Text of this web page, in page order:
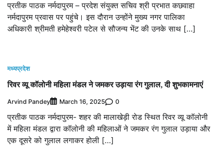
प्रतीक पाठक नर्मदापुरम – प्रदेश संयुक्त सचिव श्री प्रभात कछवाहा
नर्मदापुरम प्रवास पर पहुंचे। इस दौरान उन्होंने मुख्य नगर पालिका
अधिकारी श्रीमती हमेहेश्वरी पटेल से सौजन्य भेंट की उनके साथ […]
मध्यप्रदेश
रिवर व्यू कॉलोनी महिला मंडल ने जमकर उड़ाया रंग गुलाल, दी शुभकामनाएं
Arvind Pandey March 16, 2025 0
प्रतीक पाठक नर्मदापुरम- शहर की मालाखेड़ी रोड स्थित रिवर व्यू कॉलोनी
में महिला मंडल द्वारा कॉलोनी की महिलाओं ने जमकर रंग गुलाल उड़ाया और
एक दूसरे को गुलाल लगाकर होली […]